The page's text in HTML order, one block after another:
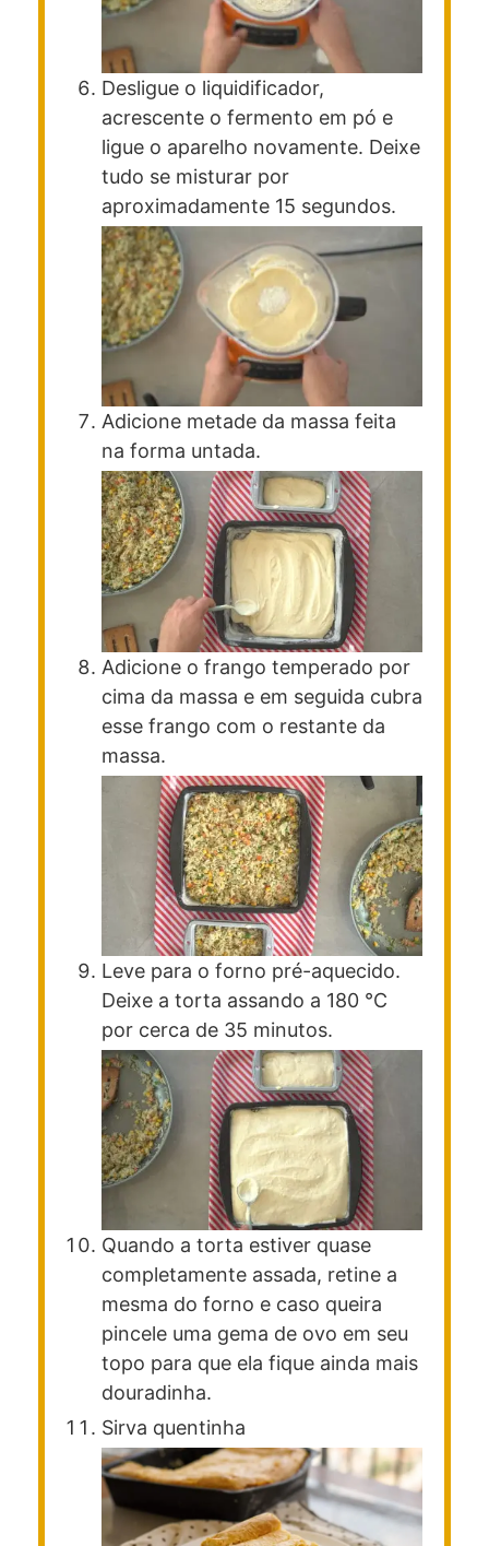
Desligue o liquidificador,
acrescente o fermento em pó e
ligue o aparelho novamente. Deixe
tudo se misturar por
aproximadamente 15 segundos.
Adicione metade da massa feita
na forma untada.
Adicione o frango temperado por
cima da massa e em seguida cubra
esse frango com o restante da
massa.
Leve para o forno pré-aquecido.
Deixe a torta assando a 180 °C
por cerca de 35 minutos.
Quando a torta estiver quase
completamente assada, retine a
mesma do forno e caso queira
pincele uma gema de ovo em seu
topo para que ela fique ainda mais
douradinha.
Sirva quentinha